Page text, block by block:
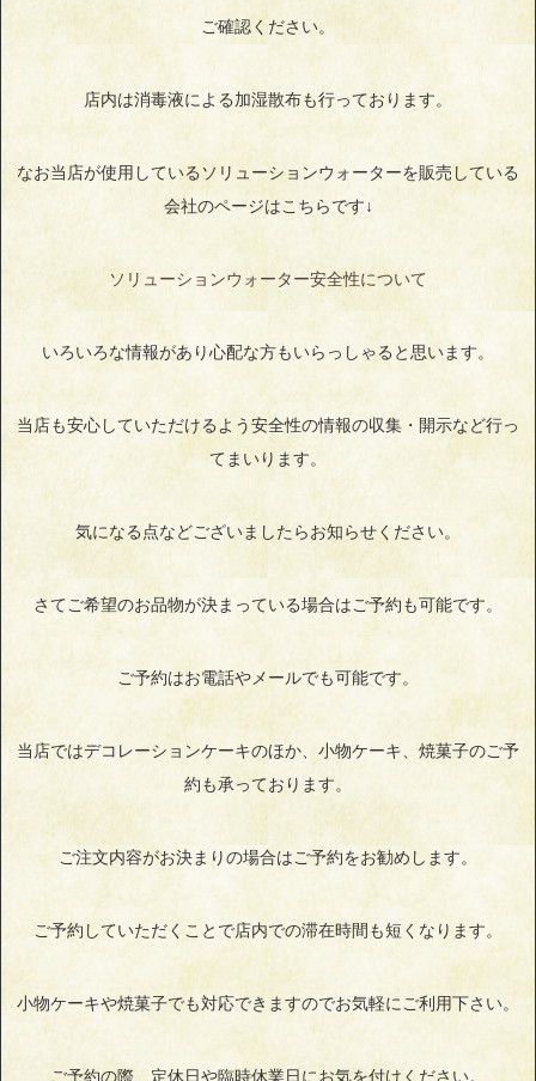
ご確認ください。
店内は消毒液による加湿散布も行っております。
なお当店が使用しているソリューションウォーターを販売している
会社のページはこちらです↓
ソリューションウォーター安全性について
いろいろな情報があり心配な方もいらっしゃると思います。
当店も安心していただけるよう安全性の情報の収集・開示など行っ
てまいります。
気になる点などございましたらお知らせください。
さてご希望のお品物が決まっている場合はご予約も可能です。
ご予約はお電話やメールでも可能です。
当店ではデコレーションケーキのほか、小物ケーキ、焼菓子のご予
約も承っております。
ご注文内容がお決まりの場合はご予約をお勧めします。
ご予約していただくことで店内での滞在時間も短くなります。
小物ケーキや焼菓子でも対応できますのでお気軽にご利用下さい。
ご予約の際、定休日や臨時休業日にお気を付けください。